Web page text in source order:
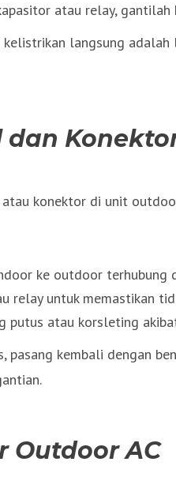
atau relay, gantilah
langsung
dan
atau konektor di unit
ke outdoor terhubung
relay untuk memastikan
putus atau korsleting
pasang kembali dengan
Outdoor AC